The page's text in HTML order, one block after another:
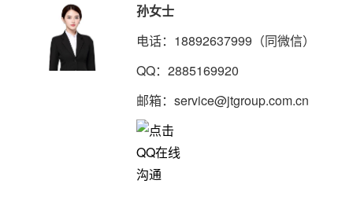
孙女士
电话：18892637999（同微信）
QQ：2885169920
邮箱：service@jtgroup.com.cn